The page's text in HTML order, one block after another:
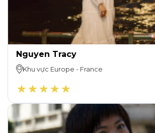
Nguyen Tracy
Khu vực Europe - France